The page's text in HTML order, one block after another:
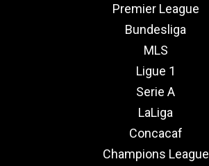
Premier League
Bundesliga
MLS
Ligue 1
Serie A
LaLiga
Concacaf
Champions League